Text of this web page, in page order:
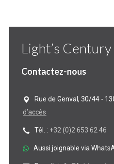
Light’s
Contactez-nous
Rue de Genval, 30/44 -
d’accès
Tél. : +32 (0)2 653 62 46
Aussi joignable via